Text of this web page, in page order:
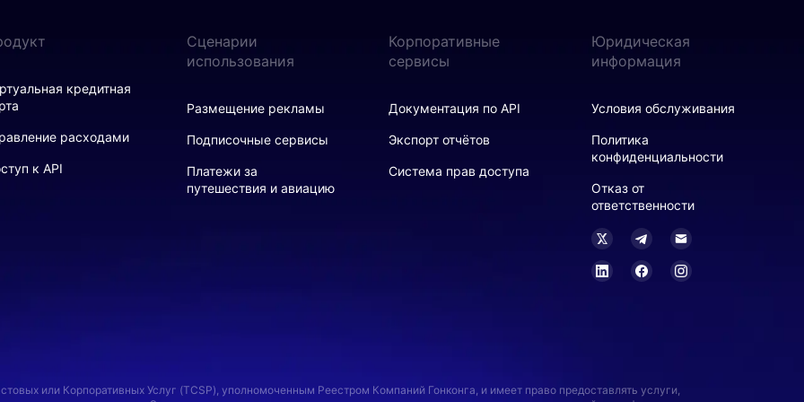
кредитная
расходами
к API
Сценарии
использования
Размещение рекламы
Подписочные сервисы
Платежи за
путешествия и авиацию
Корпоративные
сервисы
Документация по API
Экспорт отчётов
Система прав доступа
Юридическая
информация
Условия обслуживания
Политика
конфиденциальности
Отказ от
ответственности
или Корпоративных Услуг (TCSP), уполномоченным Реестром Компаний Гонконга, и имеет право предоставлять услуги,